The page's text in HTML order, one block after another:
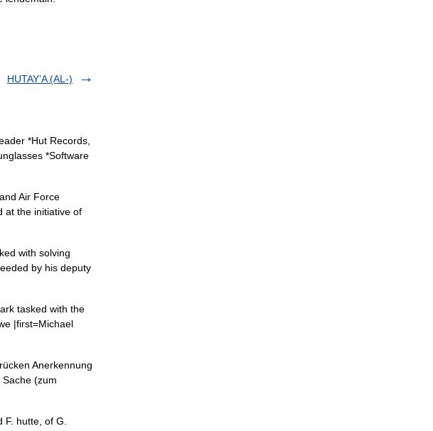
HUTAY’A (AL-)
*Hut Records,
*Software
Air Force
at the initiative of
with solving
by his deputy
tasked with the
|first=Michael
Anerkennung
(zum
hutte, of G.